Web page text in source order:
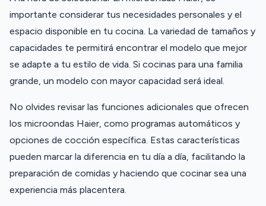
importante considerar tus necesidades personales y el
espacio disponible en tu cocina. La variedad de tamaños y
capacidades te permitirá encontrar el modelo que mejor
se adapte a tu estilo de vida. Si cocinas para una familia
grande, un modelo con mayor capacidad será ideal.
No olvides revisar las funciones adicionales que ofrecen
los microondas Haier, como programas automáticos y
opciones de cocción específica. Estas características
pueden marcar la diferencia en tu día a día, facilitando la
preparación de comidas y haciendo que cocinar sea una
experiencia más placentera.